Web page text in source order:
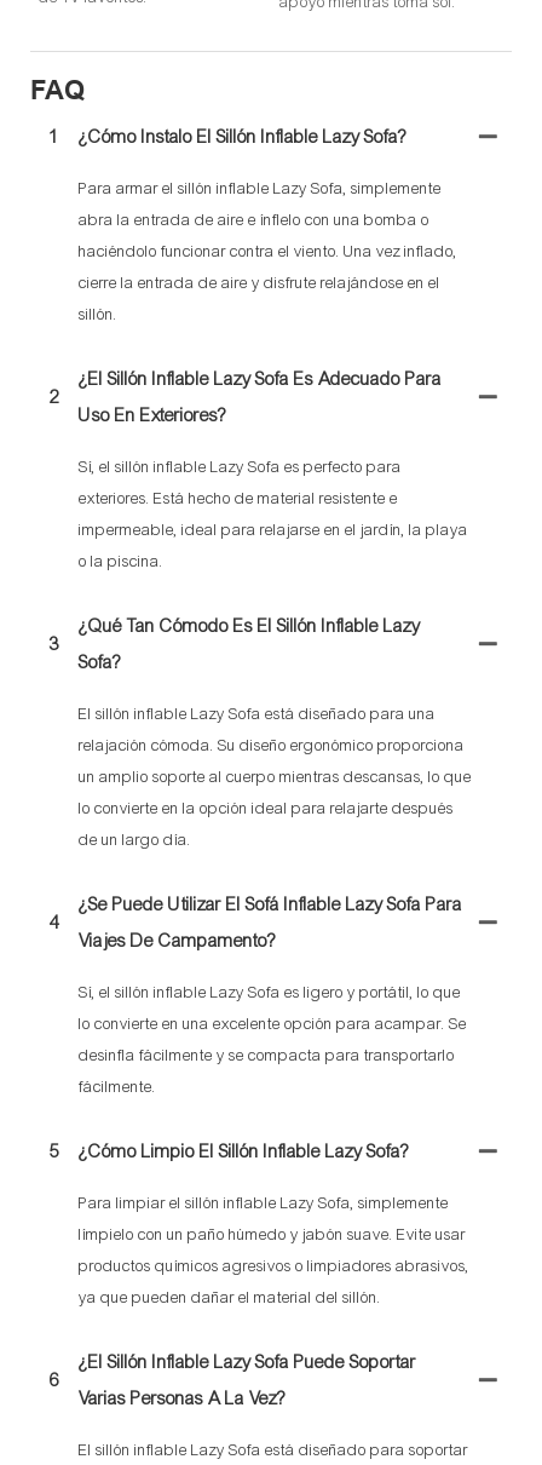
FAQ
1 ¿Cómo Instalo El Sillón Inflable Lazy Sofa?
Para armar el sillón inflable Lazy Sofa, simplemente
abra la entrada de aire e ínflelo con una bomba o
haciéndolo funcionar contra el viento. Una vez inflado,
cierre la entrada de aire y disfrute relajándose en el
sillón.
2
¿El Sillón Inflable Lazy Sofa Es Adecuado Para
Uso En Exteriores?
Sí, el sillón inflable Lazy Sofa es perfecto para
exteriores. Está hecho de material resistente e
impermeable, ideal para relajarse en el jardín, la playa
o la piscina.
3
¿Qué Tan Cómodo Es El Sillón Inflable Lazy
Sofa?
El sillón inflable Lazy Sofa está diseñado para una
relajación cómoda. Su diseño ergonómico proporciona
un amplio soporte al cuerpo mientras descansas, lo que
lo convierte en la opción ideal para relajarte después
de un largo día.
4
¿Se Puede Utilizar El Sofá Inflable Lazy Sofa Para
Viajes De Campamento?
Sí, el sillón inflable Lazy Sofa es ligero y portátil, lo que
lo convierte en una excelente opción para acampar. Se
desinfla fácilmente y se compacta para transportarlo
fácilmente.
5 ¿Cómo Limpio El Sillón Inflable Lazy Sofa?
Para limpiar el sillón inflable Lazy Sofa, simplemente
límpielo con un paño húmedo y jabón suave. Evite usar
productos químicos agresivos o limpiadores abrasivos,
ya que pueden dañar el material del sillón.
6
¿El Sillón Inflable Lazy Sofa Puede Soportar
Varias Personas A La Vez?
El sillón inflable Lazy Sofa está diseñado para soportar